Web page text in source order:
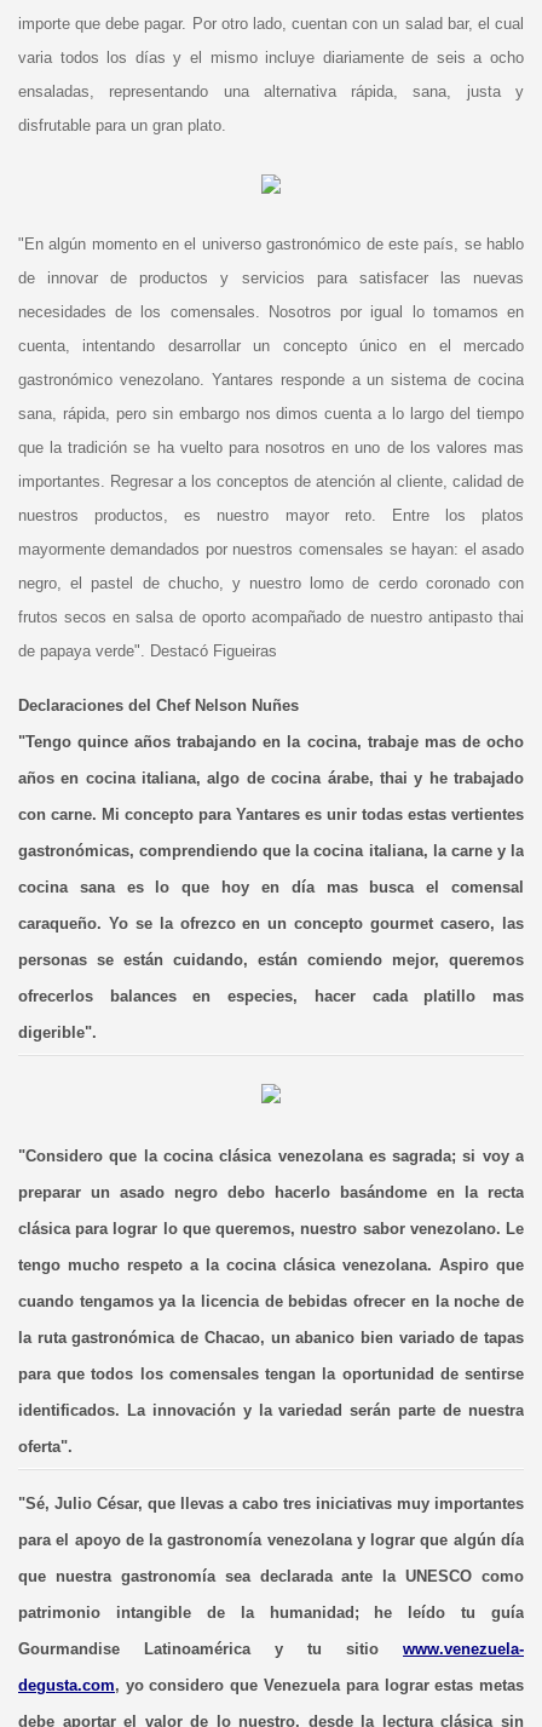
importe que debe pagar. Por otro lado, cuentan con un salad bar, el cual
varia todos los días y el mismo incluye diariamente de seis a ocho
ensaladas, representando una alternativa rápida, sana, justa y
disfrutable para un gran plato.
"En algún momento en el universo gastronómico de este país, se hablo
de innovar de productos y servicios para satisfacer las nuevas
necesidades de los comensales. Nosotros por igual lo tomamos en
cuenta, intentando desarrollar un concepto único en el mercado
gastronómico venezolano. Yantares responde a un sistema de cocina
sana, rápida, pero sin embargo nos dimos cuenta a lo largo del tiempo
que la tradición se ha vuelto para nosotros en uno de los valores mas
importantes. Regresar a los conceptos de atención al cliente, calidad de
nuestros productos, es nuestro mayor reto. Entre los platos
mayormente demandados por nuestros comensales se hayan: el asado
negro, el pastel de chucho, y nuestro lomo de cerdo coronado con
frutos secos en salsa de oporto acompañado de nuestro antipasto thai
de papaya verde". Destacó Figueiras
Declaraciones del Chef Nelson Nuñes
"Tengo quince años trabajando en la cocina, trabaje mas de ocho
años en cocina italiana, algo de cocina árabe, thai y he trabajado
con carne. Mi concepto para Yantares es unir todas estas vertientes
gastronómicas, comprendiendo que la cocina italiana, la carne y la
cocina sana es lo que hoy en día mas busca el comensal
caraqueño. Yo se la ofrezco en un concepto gourmet casero, las
personas se están cuidando, están comiendo mejor, queremos
ofrecerlos balances en especies, hacer cada platillo mas
digerible".
"Considero que la cocina clásica venezolana es sagrada; si voy a
preparar un asado negro debo hacerlo basándome en la recta
clásica para lograr lo que queremos, nuestro sabor venezolano. Le
tengo mucho respeto a la cocina clásica venezolana. Aspiro que
cuando tengamos ya la licencia de bebidas ofrecer en la noche de
la ruta gastronómica de Chacao, un abanico bien variado de tapas
para que todos los comensales tengan la oportunidad de sentirse
identificados. La innovación y la variedad serán parte de nuestra
oferta".
"Sé, Julio César, que llevas a cabo tres iniciativas muy importantes
para el apoyo de la gastronomía venezolana y lograr que algún día
que nuestra gastronomía sea declarada ante la UNESCO como
patrimonio intangible de la humanidad; he leído tu guía
Gourmandise Latinoamérica y tu sitiowww.venezuela-
degusta.com, yo considero que Venezuela para lograr estas metas
debe aportar el valor de lo nuestro, desde la lectura clásica sin